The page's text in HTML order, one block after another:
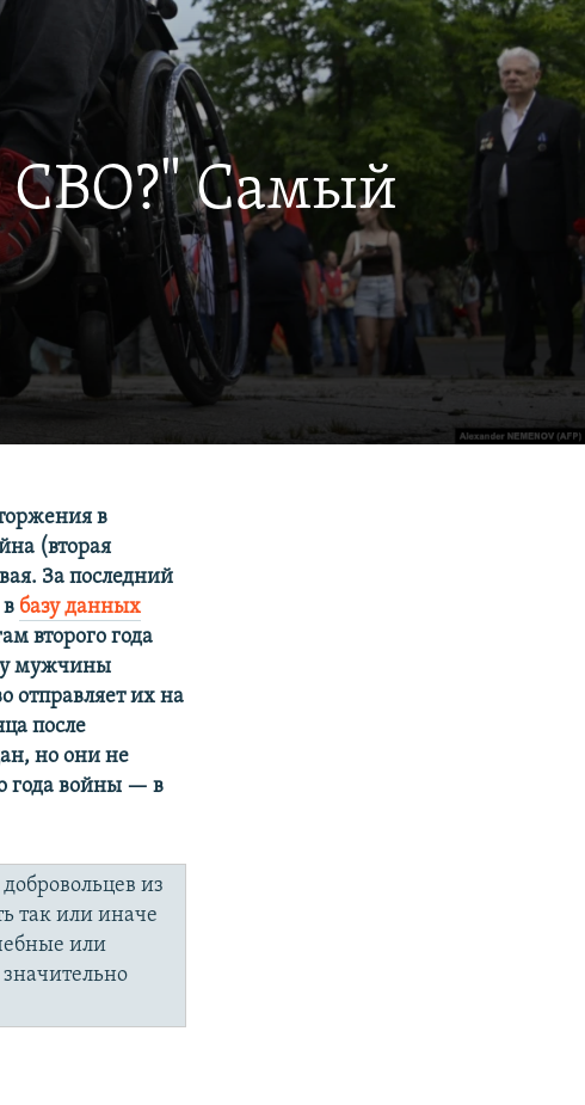
СВО?" Самый
в
(вторая
За последний
базу данных
второго года
мужчины
отправляет их на
после
но они не
года войны — в
из
так или иначе
или